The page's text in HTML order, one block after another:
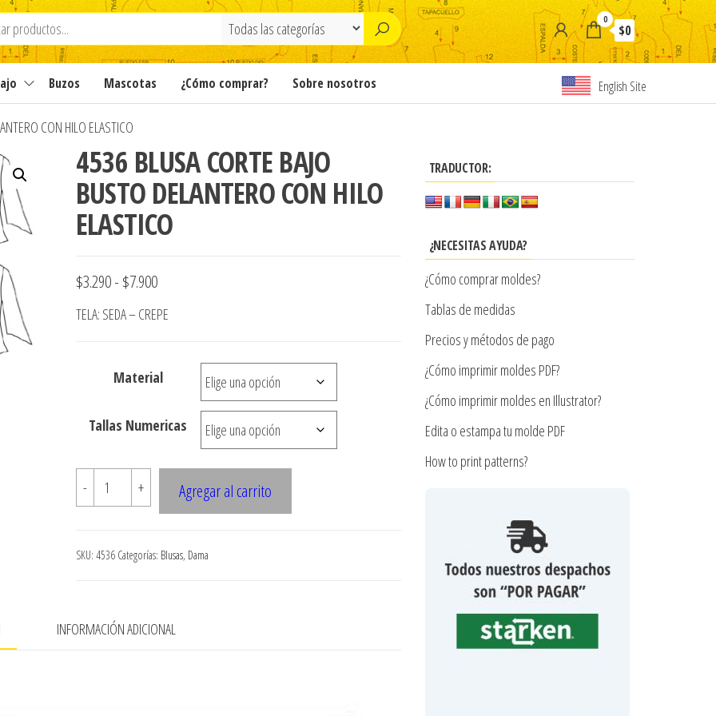
0
$0
Buzos Mascotas ¿Cómo comprar? Sobre nosotros English Site
CON HILO ELASTICO
4536 BLUSA CORTE BAJO
BUSTO DELANTERO CON HILO
ELASTICO
$3.290- $7.900Rango
de
$3.290
TELA: SEDA – CREPE
Material
Tallas Numericas
-
4536
BLUSA
BAJO
HILO
+ Agregar al carrito
SKU: 4536 Categorías: Blusas, Dama
INFORMACIÓN ADICIONAL
TRADUCTOR:
¿NECESITAS AYUDA?
¿Cómo comprar moldes?
Tablas de medidas
Precios y métodos de pago
¿Cómo imprimir moldes PDF?
¿Cómo imprimir moldes en Illustrator?
Edita o estampa tu molde PDF
How to print patterns?